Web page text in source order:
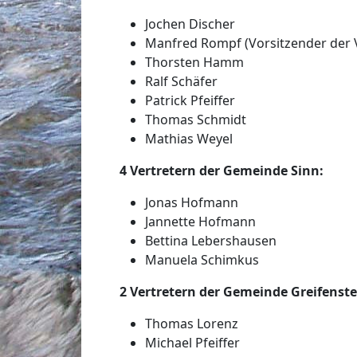
Jochen Discher
Manfred Rompf (Vorsitzender der
Thorsten Hamm
Ralf Schäfer
Patrick Pfeiffer
Thomas Schmidt
Mathias Weyel
4 Vertretern der Gemeinde Sinn:
Jonas Hofmann
Jannette Hofmann
Bettina Lebershausen
Manuela Schimkus
2 Vertretern der Gemeinde
Thomas Lorenz
Michael Pfeiffer